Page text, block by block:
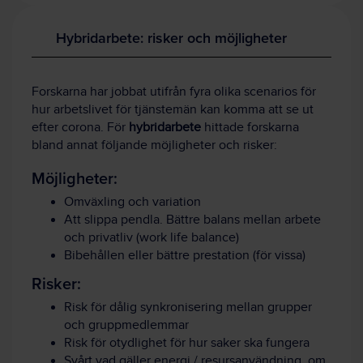
Hybridarbete: risker och möjligheter
Forskarna har jobbat utifrån fyra olika scenarios för
hur arbetslivet för tjänstemän kan komma att se ut
efter corona. För hybridarbete hittade forskarna
bland annat följande möjligheter och risker:
Möjligheter:
Omväxling och variation
Att slippa pendla. Bättre balans mellan arbete
och privatliv (work life balance)
Bibehållen eller bättre prestation (för vissa)
Risker:
Risk för dålig synkronisering mellan grupper
och gruppmedlemmar
Risk för otydlighet för hur saker ska fungera